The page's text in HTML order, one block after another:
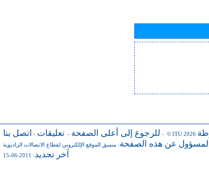
للرجوع إلى أعلى الصفحة - تعليقات - اتصل بنا - © ITU 2026
عن هذه الصفحة: منسق الموقع الإلكتروني لقطاع الاتصالات الراديوية
آخر تجديد: 2011-06-15